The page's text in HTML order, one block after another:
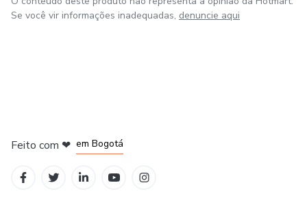
Se você vir informações inadequadas, denuncie aqui
Feito com ❤ em Bogotá